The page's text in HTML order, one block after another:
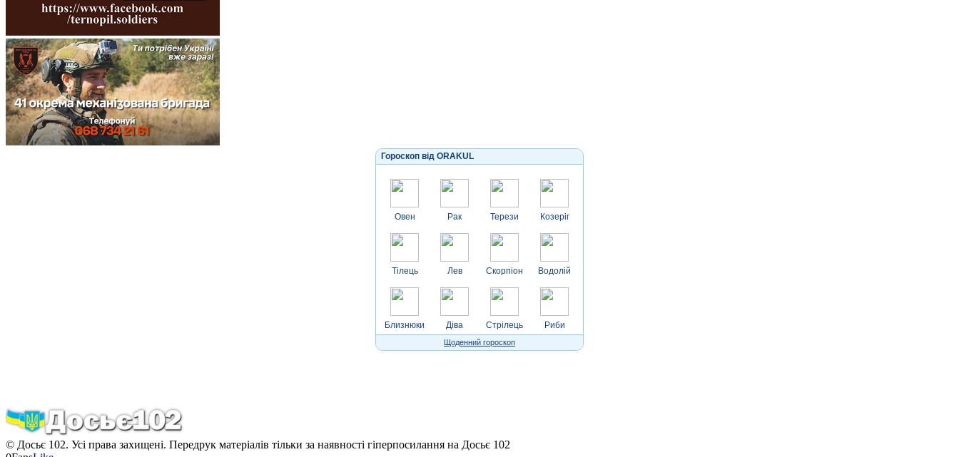
Гороскоп від ORAKUL
Овен
Тілець
Близнюки
Рак
Лев
Діва
Терези
Скорпіон
Стрілець
Козеріг
Водолій
Риби
Щоденний гороскоп
© Досьє 102. Усі права захищені. Передрук матеріалів тільки за наявності гіперпосилання на Досьє 102